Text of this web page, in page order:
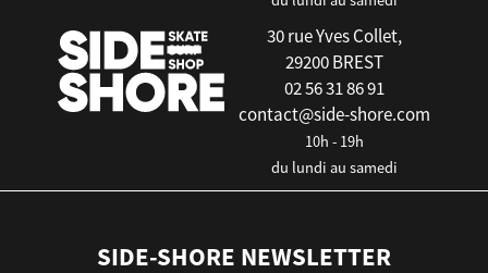
30 rue Yves Collet,
29200 BREST
02 56 31 86 91
contact@side-shore.com
10h - 19h
du lundi au samedi
SIDE-SHORE NEWSLETTER